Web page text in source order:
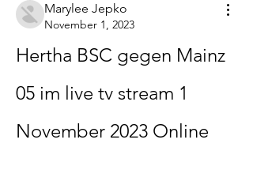
Marylee Jepko
November 1, 2023
Hertha BSC gegen Mainz
05 im live tv stream 1
November 2023 Online